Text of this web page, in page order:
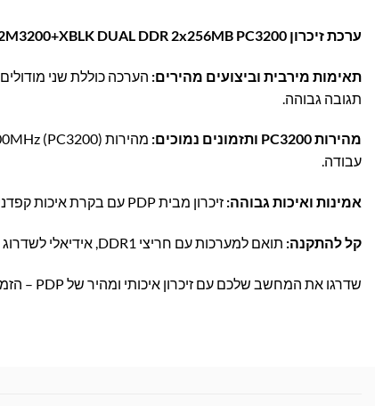
ערכת זיכרון PDP PDC512M3200+XBLK DUAL DDR 2x256MB PC3200 – מהירות וביצועים מקסימליים!
תאימות מירבית וביצועים מהירים:
תגובה גבוהה.
מהירות PC3200 ותזמונים נמוכים:
עבודה.
אמינות ואיכות גבוהה: זיכרון מבית PDP עם בקרת איכות קפדנית, מתאים לשדרוג מגוון רחב של מחשבים שולחניים.
קל להתקנה: תואם למערכות עם חריצי DDR1, אידיאלי לשדרוג מחשבים ישנים לשיפור מהירות התגובה והביצועים הכלליים.
שדרגו את המחשב שלכם עם זיכרון איכותי ומהיר של PDP – הזמינו עכשיו באתר בראומרס ותיהנו ממשלוח עד הבית!